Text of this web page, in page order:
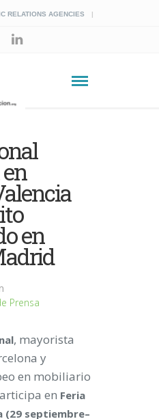
RELATIONS AGENCIES
en
Prensa
, mayorista
y
en mobiliario
en Feria
(29 septiembre–